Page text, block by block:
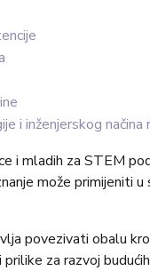
i inženjerskog načina
i mladih za STEM
može primijeniti u
povezivati obalu
za razvoj